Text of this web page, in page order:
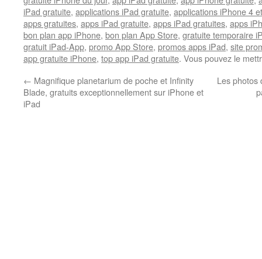
iPad gratuite, applications iPad gratuite, applications iPhone 4
apps gratuites, apps iPad gratuite, apps iPad gratuites, apps
bon plan app iPhone, bon plan App Store, gratuite temporaire
gratuit iPad-App, promo App Store, promos apps iPad, site
app gratuite iPhone, top app iPad gratuite. Vous pouvez le
← Magnifique planetarium de poche et Infinity
Blade, gratuits exceptionnellement sur iPhone et
iPad
Les photos